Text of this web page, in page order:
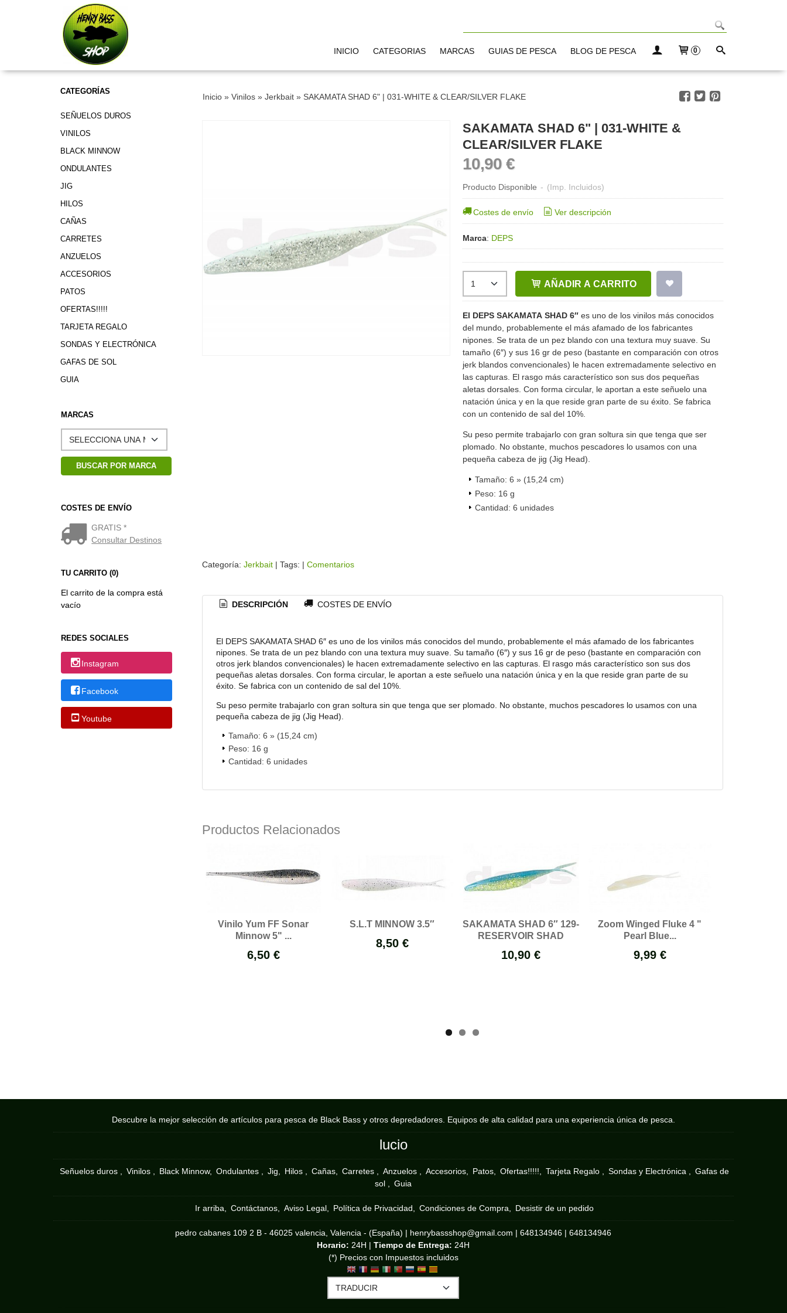
INICIO CATEGORIAS MARCAS GUIAS DE PESCA BLOG DE PESCA 0
CATEGORÍAS
SEÑUELOS DUROS
VINILOS
BLACK MINNOW
ONDULANTES
JIG
HILOS
CAÑAS
CARRETES
ANZUELOS
ACCESORIOS
PATOS
OFERTAS!!!!!
TARJETA REGALO
SONDAS Y ELECTRÓNICA
GAFAS DE SOL
GUIA
MARCAS
COSTES DE ENVÍO
GRATIS *
Consultar Destinos
TU CARRITO (0)
El carrito de la compra está
vacío
REDES SOCIALES
Instagram
Facebook
Youtube
Inicio» Vinilos » Jerkbait » SAKAMATA SHAD 6" | 031-WHITE & CLEAR/SILVER FLAKE
SAKAMATA SHAD 6" | 031-WHITE &
CLEAR/SILVER FLAKE
10,90 €
Producto Disponible - (Imp. Incluidos)
Costes de envío Ver descripción
Marca: DEPS
AÑADIR A CARRITO
El DEPS SAKAMATA SHAD 6″es uno de los vinilos más conocidos
del mundo, probablemente el más afamado de los fabricantes
nipones. Se trata de un pez blando con una textura muy suave. Su
tamaño (6″) y sus 16 gr de peso (bastante en comparación con otros
jerk blandos convencionales) le hacen extremadamente selectivo en
las capturas. El rasgo más característico son sus dos pequeñas
aletas dorsales. Con forma circular, le aportan a este señuelo una
natación única y en la que reside gran parte de su éxito. Se fabrica
con un contenido de sal del 10%.
Su peso permite trabajarlo con gran soltura sin que tenga que ser
plomado. No obstante, muchos pescadores lo usamos con una
pequeña cabeza de jig (Jig Head).
Tamaño: 6 » (15,24 cm)
Peso: 16 g
Cantidad: 6 unidades
Categoría: Jerkbait | Tags: | Comentarios
DESCRIPCIÓN COSTES DE ENVÍO
El DEPS SAKAMATA SHAD 6″ es uno de los vinilos más conocidos del mundo, probablemente el más afamado de los fabricantes
nipones. Se trata de un pez blando con una textura muy suave. Su tamaño (6″) y sus 16 gr de peso (bastante en comparación con
otros jerk blandos convencionales) le hacen extremadamente selectivo en las capturas. El rasgo más característico son sus dos
pequeñas aletas dorsales. Con forma circular, le aportan a este señuelo una natación única y en la que reside gran parte de su
éxito. Se fabrica con un contenido de sal del 10%.
Su peso permite trabajarlo con gran soltura sin que tenga que ser plomado. No obstante, muchos pescadores lo usamos con una
pequeña cabeza de jig (Jig Head).
Tamaño: 6 » (15,24 cm)
Peso: 16 g
Cantidad: 6 unidades
Productos Relacionados
Vinilo Yum FF Sonar
Minnow 5" ...
6,50 €
S.L.T MINNOW 3.5″
8,50 €
SAKAMATA SHAD 6″ 129-
RESERVOIR SHAD
10,90 €
Zoom Winged Fluke 4 "
Pearl Blue...
9,99 €
Descubre la mejor selección de artículos para pesca de Black Bass y otros depredadores. Equipos de alta calidad para una experiencia única de pesca.
lucio
Señuelos duros Vinilos Black Minnow Ondulantes Jig Hilos Cañas Carretes Anzuelos Accesorios Patos Ofertas!!!!! Tarjeta Regalo Sondas y Electrónica
Gafas de
sol
Guia
Ir arriba Contáctanos Aviso Legal Política de Privacidad Condiciones de Compra Desistir de un pedido
pedro cabanes 109 2 B - 46025 valencia, Valencia - (España) | henrybassshop@gmail.com |648134946 |648134946
Horario: 24H |Tiempo de Entrega: 24H
(*) Precios con Impuestos incluidos